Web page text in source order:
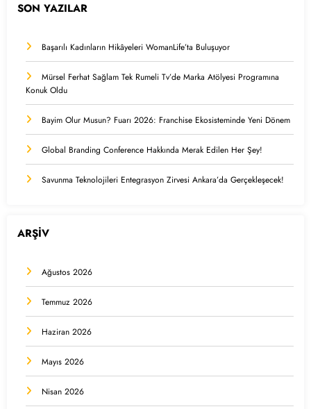
SON YAZILAR
Başarılı Kadınların Hikâyeleri WomanLife’ta Buluşuyor
Mürsel Ferhat Sağlam Tek Rumeli Tv’de Marka Atölyesi Programına
Konuk Oldu
Bayim Olur Musun? Fuarı 2026: Franchise Ekosisteminde Yeni Dönem
Global Branding Conference Hakkında Merak Edilen Her Şey!
Savunma Teknolojileri Entegrasyon Zirvesi Ankara’da Gerçekleşecek!
ARŞİV
Ağustos 2026
Temmuz 2026
Haziran 2026
Mayıs 2026
Nisan 2026